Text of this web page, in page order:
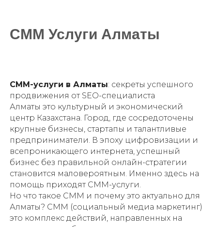
СММ Услуги Алматы
СММ-услуги в Алматы: секреты успешного
продвижения от SEO-специалиста
Алматы это культурный и экономический
центр Казахстана. Город, где сосредоточены
крупные бизнесы, стартапы и талантливые
предприниматели. В эпоху цифровизации и
всепроникающего интернета, успешный
бизнес без правильной онлайн-стратегии
становится маловероятным. Именно здесь на
помощь приходят СММ-услуги.
Но что такое СММ и почему это актуально для
Алматы? СММ (социальный медиа маркетинг)
это комплекс действий, направленных на